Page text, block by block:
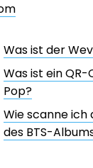
Was ist der
Was ist ein
Pop?
Wie scanne ich
des BTS-